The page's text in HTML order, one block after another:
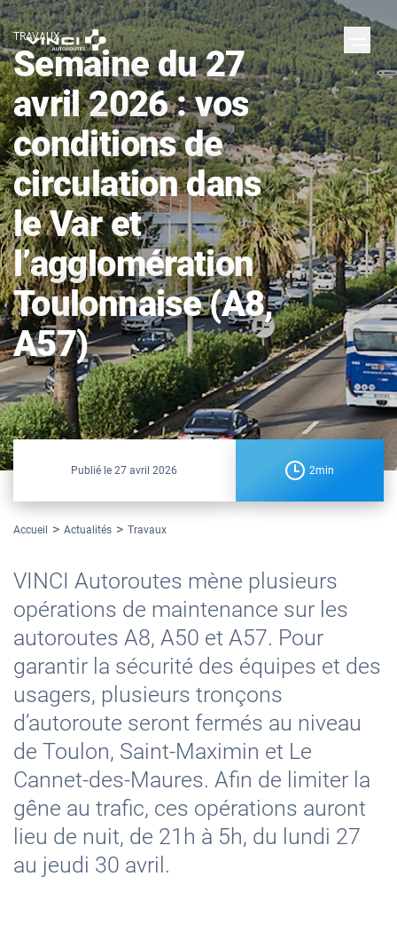
TRAVAUX
Semaine du 27
avril 2026 : vos
conditions de
circulation dans
le Var et
l’agglomération
Toulonnaise (A8,
A57)
Publié le27 avril 2026 2min
Accueil Actualités Travaux
VINCI Autoroutes mène plusieurs
opérations de maintenance sur les
autoroutes A8, A50 et A57. Pour
garantir la sécurité des équipes et des
usagers, plusieurs tronçons
d’autoroute seront fermés au niveau
de Toulon, Saint-Maximin et Le
Cannet-des-Maures. Afin de limiter la
gêne au trafic, ces opérations auront
lieu de nuit, de 21h à 5h, du lundi 27
au jeudi 30 avril.